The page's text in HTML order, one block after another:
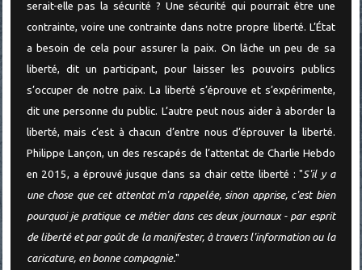
serait-elle pas la sécurité ? Une sécurité qui pourrait être une
contrainte, voire une contrainte dans notre propre liberté. L’État
a besoin de cela pour assurer la paix. On lâche un peu de sa
liberté, dit un participant, pour laisser les pouvoirs publics
s’occuper de notre paix. La liberté s’éprouve et s’expérimente,
dit une personne du public. L’autre peut nous aider à aborder la
liberté, mais c’est à chacun d’entre nous d’éprouver la liberté.
Philippe Lançon, un des rescapés de l’attentat de Charlie Hebdo
en 2015, a éprouvé jusque dans sa chair cette liberté : "S'il y a
une chose que cet attentat m'a rappelée, sinon apprise, c'est bien
pourquoi je pratique ce métier dans ces deux journaux - par esprit
de liberté et par goût de la manifester, à travers l'information ou la
caricature, en bonne compagnie."